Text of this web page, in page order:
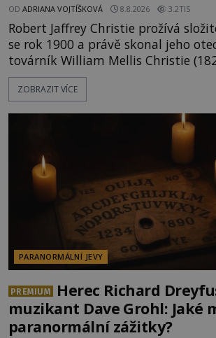
OD ADRIANA VOJTÍŠKOVÁ 8.8.2026 3.2TIS
Robert Jaffrey Christie prožívá
se rok 1900 a právě skonal jeho
továrník William Mellis Christie
Smutná událost je ale doprovázena
dědictvím... Robertu připadne rodinné sídlo v
ta, na niž přijde Robert, by jen tak
ZOBRAZIT VÍCE
PARANORMÁLNÍ JEVY
PREMIUM
Herec Richard
muzikant Dave Grohl: Jaké
paranormální zážitky?